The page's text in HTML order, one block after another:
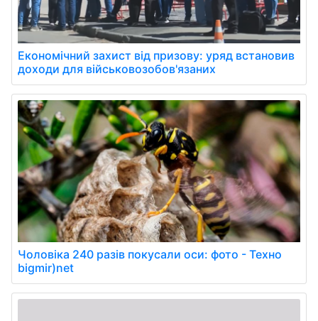
Економічний захист від призову: уряд встановив
доходи для військовозобов'язаних
Чоловіка 240 разів покусали оси: фото - Техно
bigmir)net